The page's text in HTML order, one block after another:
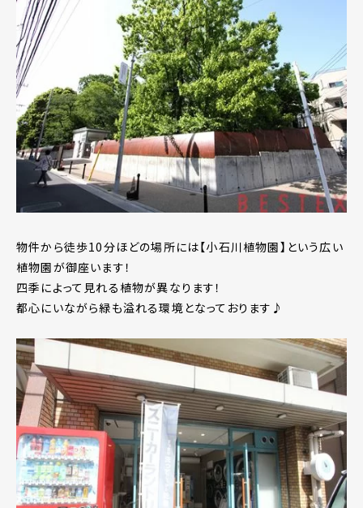
物件から徒歩10分ほどの場所には【小石川植物園】という広い
植物園が御座います！
四季によって見れる植物が異なります！
都心にいながら緑も溢れる環境となっております♪